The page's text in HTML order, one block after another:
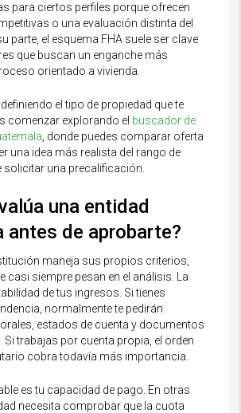
para ciertos perfiles porque ofrecen
o una evaluación distinta del
parte, el esquema FHA suele ser clave
que buscan un enganche más
orientado a vivienda.
el tipo de propiedad que te
comenzar explorando el buscador de
, donde puedes comparar oferta
una idea más realista del rango de
solicitar una precalificación.
una entidad
antes de aprobarte?
maneja sus propios criterios,
casi siempre pesan en el análisis. La
de tus ingresos. Si tienes
normalmente te pedirán
estados de cuenta y documentos
Si trabajas por cuenta propia, el orden
cobra todavía más importancia.
es tu capacidad de pago. En otras
necesita comprobar que la cuota